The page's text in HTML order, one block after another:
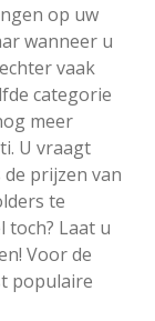
op uw
wanneer u
vaak
categorie
meer
U vraagt
prijzen van
te
toch? Laat u
Voor de
populaire